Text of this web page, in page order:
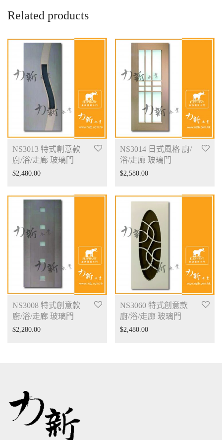
Related products
NS3013 特式創意款
廚/浴/走廊 玻璃門
$2,480.00
NS3014 日式風格 廚/
浴/走廊 玻璃門
$2,580.00
NS3008 特式創意款
廚/浴/走廊 玻璃門
$2,280.00
NS3060 特式創意款
廚/浴/走廊 玻璃門
$2,480.00